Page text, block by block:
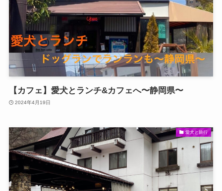
【カフェ】愛犬とランチ&カフェへ〜静岡県〜
2024年4月19日
愛犬と旅行